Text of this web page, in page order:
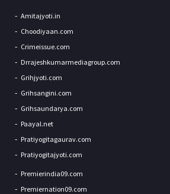
Amitajyoti.in
Choodiyaan.com
Crimeissue.com
Drrajeshkumarmediagroup.com
Grihjyoti.com
Grihsangini.com
Grihsaundarya.com
Paayal.net
Pratiyogitagaurav.com
Pratiyogitajyoti.com
Premierindia09.com
Premiernation09.com